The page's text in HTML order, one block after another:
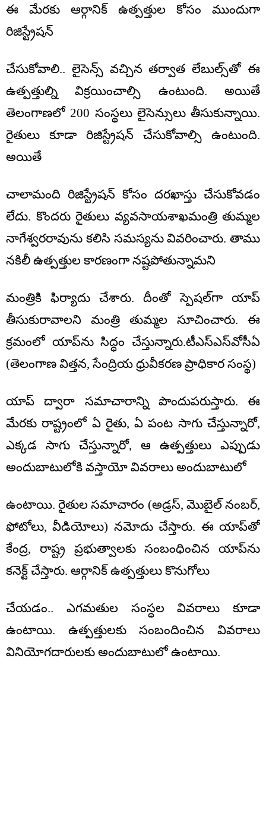
ఈ మేరకు ఆర్గానిక్ ఉత్పత్తుల కోసం ముందుగా
రిజిస్ట్రేషన్
చేసుకోవాలి.. లైసెన్స్ వచ్చిన తర్వాత లేబుల్స్‌తో ఈ
ఉత్పత్తుల్ని విక్రయించాల్సి ఉంటుంది. అయితే
తెలంగాణలో 200 సంస్థలు లైసెన్సులు తీసుకున్నాయి.
రైతులు కూడా రిజిస్ట్రేషన్ చేసుకోవాల్సి ఉంటుంది.
అయితే
చాలామంది రిజిస్ట్రేషన్ కోసం దరఖాస్తు చేసుకోవడం
లేదు. కొందరు రైతులు వ్యవసాయశాఖమంత్రి తుమ్మల
నాగేశ్వరరావును కలిసి సమస్యను వివరించారు. తాము
నకిలీ ఉత్పత్తుల కారణంగా నష్టపోతున్నామని
మంత్రికి ఫిర్యాదు చేశారు. దీంతో స్పెషల్‌గా యాప్
తీసుకురావాలని మంత్రి తుమ్మల సూచించారు. ఈ
క్రమంలో యాప్‌ను సిద్ధం చేస్తున్నారు.టీఎస్‌ఎస్‌వోసీఏ
(తెలంగాణ విత్తన, సేంద్రియ ధ్రువీకరణ ప్రాధికార సంస్థ)
యాప్ ద్వారా సమాచారాన్ని పొందుపరుస్తారు. ఈ
మేరకు రాష్ట్రంలో ఏ రైతు, ఏ పంట సాగు చేస్తున్నారో,
ఎక్కడ సాగు చేస్తున్నారో, ఆ ఉత్పత్తులు ఎప్పుడు
అందుబాటులోకి వస్తాయో వివరాలు అందుబాటులో
ఉంటాయి. రైతుల సమాచారం (అడ్రస్, మొబైల్ నంబర్,
ఫోటోలు, వీడియోలు) నమోదు చేస్తారు. ఈ యాప్‌తో
కేంద్ర, రాష్ట్ర ప్రభుత్వాలకు సంబంధించిన యాప్‌ను
కనెక్ట్ చేస్తారు. ఆర్గానిక్ ఉత్పత్తులు కొనుగోలు
చేయడం.. ఎగమతుల సంస్థల వివరాలు కూడా
ఉంటాయి. ఉత్పత్తులకు సంబందించిన వివరాలు
వినియోగదారులకు అందుబాటులో ఉంటాయి.